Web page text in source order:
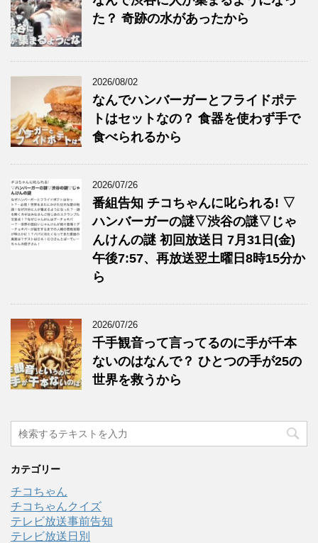
た？ 奇跡の水があったから
2026/08/02
なんでハンバーガーとフライドポテ
トはセットなの？ 食器を使わず手で
食べられるから
2026/07/26
番組告知 チコちゃんに叱られる! ▽
ハンバーガーの謎▽渋谷の謎▽じゃ
んけんの謎 初回放送日 7月31日(金)
午後7:57、再放送翌土曜日8時15分か
ら
2026/07/26
千手観音って言ってるのに手が千本
ないのはなんで？ ひとつの手が25の
世界を救うから
カテゴリー
チコちゃん
チコちゃんクイズ
テレビ放送事前告知
テレビ放送日別